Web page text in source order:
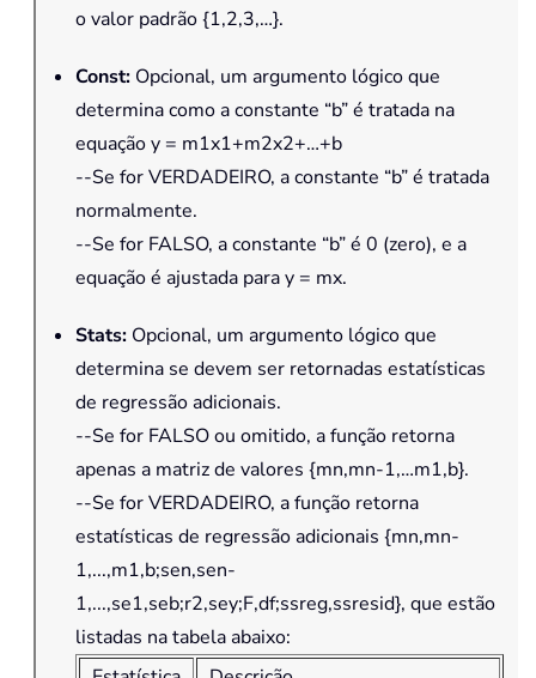
o valor padrão {1,2,3,…}.
Const: Opcional, um argumento lógico que
determina como a constante “b” é tratada na
equação y = m1x1+m2x2+…+b
--Se for VERDADEIRO, a constante “b” é tratada
normalmente.
--Se for FALSO, a constante “b” é 0 (zero), e a
equação é ajustada para y = mx.
Stats: Opcional, um argumento lógico que
determina se devem ser retornadas estatísticas
de regressão adicionais.
--Se for FALSO ou omitido, a função retorna
apenas a matriz de valores {mn,mn-1,…m1,b}.
--Se for VERDADEIRO, a função retorna
estatísticas de regressão adicionais {mn,mn-
1,...,m1,b;sen,sen-
1,...,se1,seb;r2,sey;F,df;ssreg,ssresid}, que estão
listadas na tabela abaixo: